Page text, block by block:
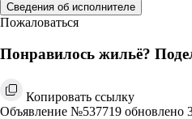
Сведения об исполнителе
Пожаловаться
Понравилось жильё?
Копировать ссылку
Объявление №537719 обновлено 3